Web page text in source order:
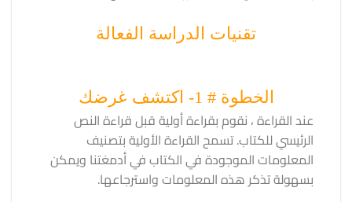
تقنيات الدراسة الفعالة
الخطوة # 1- اكتشف غرضك
عند القراءة ، نقوم بقراءة أولية قبل قراءة النص
الرئيسي للكتاب. تسمح القراءة الأولية بتصنيف
المعلومات الموجودة في الكتاب في أدمغتنا ويمكن
بسهولة تذكر هذه المعلومات واسترجاعها.